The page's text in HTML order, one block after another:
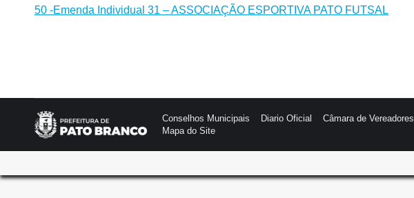
50 -Emenda Individual 31 – ASSOCIAÇÃO ESPORTIVA PATO FUTSAL
Conselhos Municipais Diario Oficial Câmara de Vereadores
Mapa do Site